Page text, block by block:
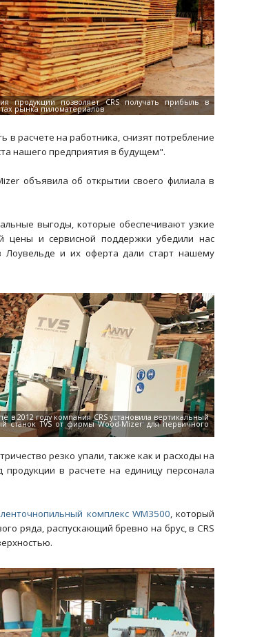
в расчете на работника, снизят потребление
нашего предприятия в будущем".
объявила об открытии своего филиала в
выгоды, которые обеспечивают узкие
цены и сервисной поддержки убедили нас
Лоувельде и их оферта дали старт нашему
резко упали, также как и расходы на
в расчете на единицу персонала
комплекс WM3500, который
ряда, распускающий бревно на брус, в CRS